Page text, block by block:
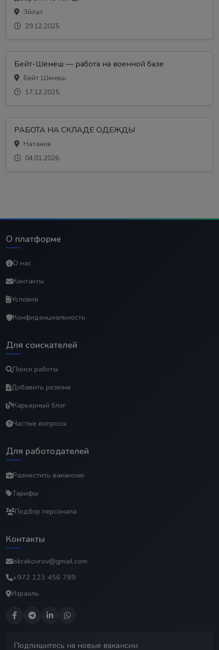
Эйлат
29.12.2025
Бейт-Шемеш — работа на военной базе
Бейт Шемеш
17.12.2025
РАБОТА НА СКЛАДЕ ОДЕЖДЫ
Натания
04.01.2026
О платформе
О нас
Контакты
Условия
Конфиденциальность
Для соискателей
Поиск работы
Добавить резюме
Карьерный блог
Частые вопросы
Для работодателей
Разместить вакансию
Тарифы
Подбор персонала
Контакты
iskrakovrov@gmail.com
+972 123 456 789
Израиль
Подпишитесь на новые вакансии